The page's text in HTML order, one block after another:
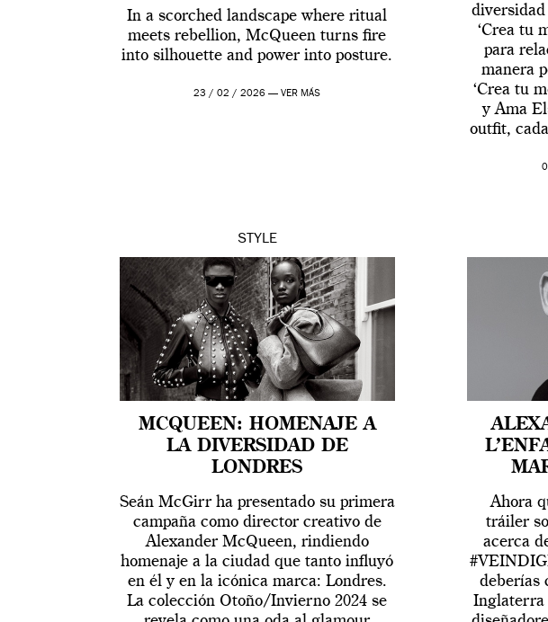
In a scorched landscape where ritual
meets rebellion, McQueen turns fire
into silhouette and power into posture.
23 / 02 / 2026 —VER MÁS
diversidad
‘Crea tu
para
manera
‘Crea tu
y Ama
outfit,
STYLE
MCQUEEN: HOMENAJE A
LA DIVERSIDAD DE
LONDRES
Seán McGirr ha presentado su primera
campaña como director creativo de
Alexander McQueen, rindiendo
homenaje a la ciudad que tanto influyó
en él y en la icónica marca: Londres.
La colección Otoño/Invierno 2024 se
Ahora
tráiler
acerca
deberías
Inglaterra